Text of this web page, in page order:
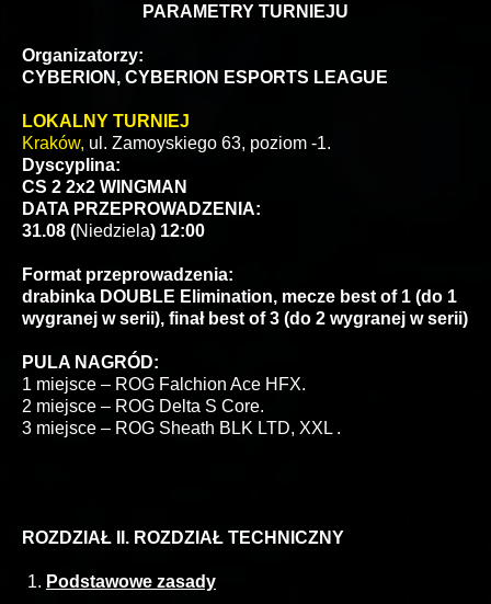
PARAMETRY TURNIEJU
Organizatorzy:
CYBERION, CYBERION ESPORTS LEAGUE
LOKALNY TURNIEJ
Kraków, ul. Zamoyskiego 63, poziom -1.
Dyscyplina:
CS 2 2x2 WINGMAN
DATA PRZEPROWADZENIA:
31.08 (Niedziela) 12:00
Format przeprowadzenia:
drabinka DOUBLE Elimination, mecze best of 1 (do 1
wygranej w serii), finał best of 3 (do 2 wygranej w serii)
PULA NAGRÓD:
1 miejsce – ROG Falchion Ace HFX.
2 miejsce – ROG Delta S Core.
3 miejsce – ROG Sheath BLK LTD, XXL .
ROZDZIAŁ II. ROZDZIAŁ TECHNICZNY
Podstawowe zasady